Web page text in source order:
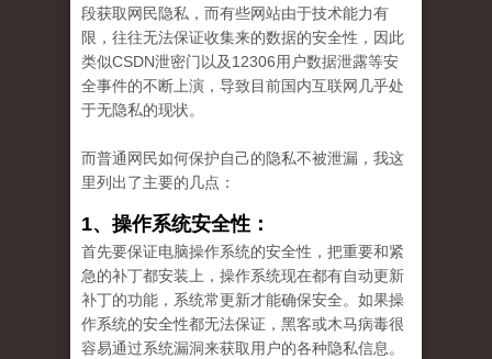
段获取网民隐私，而有些网站由于技术能力有
限，往往无法保证收集来的数据的安全性，因此
类似CSDN泄密门以及12306用户数据泄露等安
全事件的不断上演，导致目前国内互联网几乎处
于无隐私的现状。
而普通网民如何保护自己的隐私不被泄漏，我这
里列出了主要的几点：
1、操作系统安全性：
首先要保证电脑操作系统的安全性，把重要和紧
急的补丁都安装上，操作系统现在都有自动更新
补丁的功能，系统常更新才能确保安全。如果操
作系统的安全性都无法保证，黑客或木马病毒很
容易通过系统漏洞来获取用户的各种隐私信息。